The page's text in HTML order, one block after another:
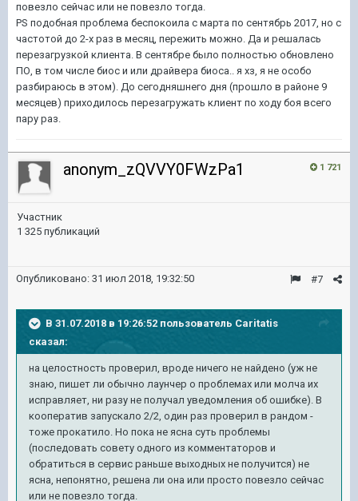
повезло сейчас или не повезло тогда.
PS подобная проблема беспокоила с марта по сентябрь 2017, но с
частотой до 2-х раз в месяц, пережить можно. Да и решалась
перезагрузкой клиента. В сентябре было полностью обновлено
ПО, в том числе биос и или драйвера биоса.. я хз, я не особо
разбираюсь в этом). До сегодняшнего дня (прошло в районе 9
месяцев) приходилось перезагружать клиент по ходу боя всего
пару раз.
1 721
anonym_zQVVY0FWzPa1
Участник
1 325 публикаций
#7
Опубликовано: 31 июл 2018, 19:32:50
В 31.07.2018 в 19:26:52 пользователь Caritatis
сказал:
на целостность проверил, вроде ничего не найдено (уж не
знаю, пишет ли обычно лаунчер о проблемах или молча их
исправляет, ни разу не получал уведомления об ошибке). В
кооператив запускало 2/2, один раз проверил в рандом -
тоже прокатило. Но пока не ясна суть проблемы
(последовать совету одного из комментаторов и
обратиться в сервис раньше выходных не получится) не
ясна, непонятно, решена ли она или просто повезло сейчас
или не повезло тогда.